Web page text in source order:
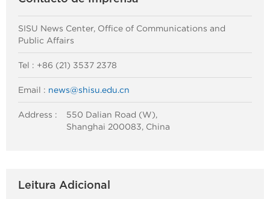
SISU News Center, Office of Communications and
Public Affairs
Tel : +86 (21) 3537 2378
Email : news@shisu.edu.cn
Address :
550 Dalian Road (W),
Shanghai 200083, China
Leitura Adicional